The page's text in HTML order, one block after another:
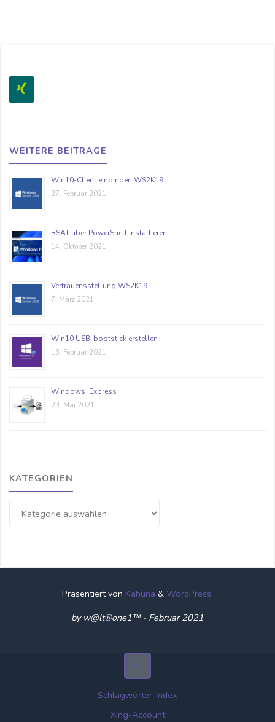
WEITERE BEITRÄGE
Win10-Client einbinden WS2K19
27. Februar 2021
RSAT über PowerShell installieren
14. Oktober 2021
Vertrauensstellung WS2K19
7. März 2021
Win10 USB-bootstick erstellen
13. Februar 2021
Windows IExpress
23. Mai 2021
KATEGORIEN
Präsentiert von Kahuna & WordPress.
by w@lt®one1™ - Februar 2021
Schlagwörter-Index
Xing-Account